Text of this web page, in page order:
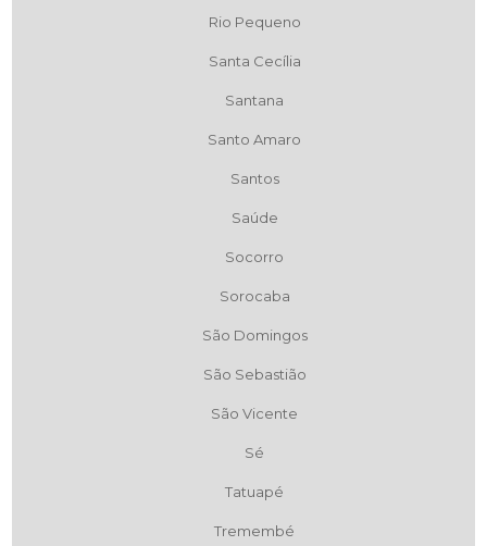
Rio Pequeno
Santa Cecília
Santana
Santo Amaro
Santos
Saúde
Socorro
Sorocaba
São Domingos
São Sebastião
São Vicente
Sé
Tatuapé
Tremembé